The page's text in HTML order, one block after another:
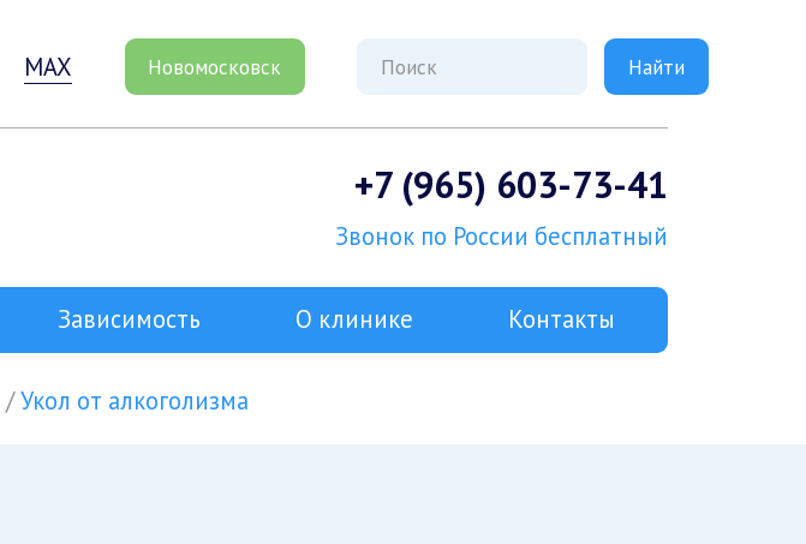
MAX Новомосковск
+7 (965) 603-73-41
Звонок по России бесплатный
Зависимость О клинике Контакты
Укол от алкоголизма